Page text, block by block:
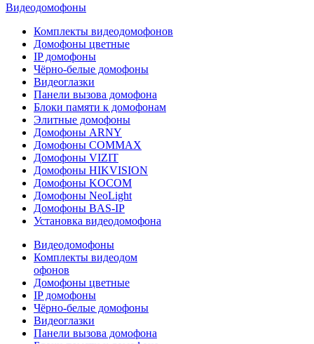
Видеодомофоны
Комплекты видеодомофонов
Домофоны цветные
IP домофоны
Чёрно-белые домофоны
Видеоглазки
Панели вызова домофона
Блоки памяти к домофонам
Элитные домофоны
Домофоны ARNY
Домофоны COMMAX
Домофоны VIZIT
Домофоны HIKVISION
Домофоны KOCOM
Домофоны NeoLight
Домофоны BAS-IP
Установка видеодомофона
Видеодомофоны
Комплекты видеодом
офонов
Домофоны цветные
IP домофоны
Чёрно-белые домофоны
Видеоглазки
Панели вызова домофона